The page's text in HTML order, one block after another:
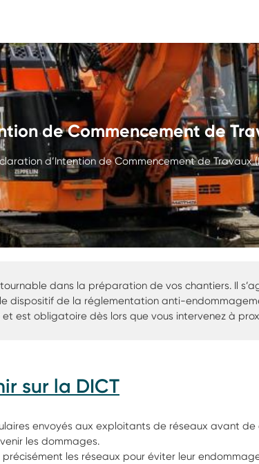
de Commencement de
d’Intention de Commencement de Travaux
dans la préparation de vos chantiers. Il
dispositif de la réglementation anti-
est obligatoire dès lors que vous intervenez à
sur la DICT
envoyés aux exploitants de réseaux avant
les dommages.
précisément les réseaux pour éviter leur